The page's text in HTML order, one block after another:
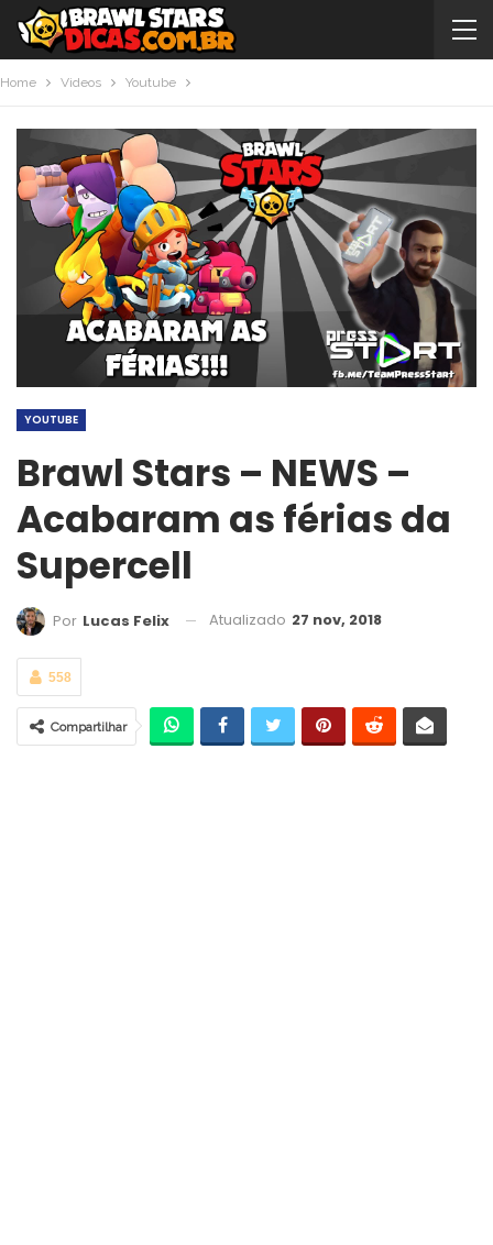
Home Videos Youtube
YOUTUBE
Brawl Stars – NEWS –
Acabaram as férias da
Supercell
Por Lucas Felix Atualizado 27 nov, 2018
558
Compartilhar